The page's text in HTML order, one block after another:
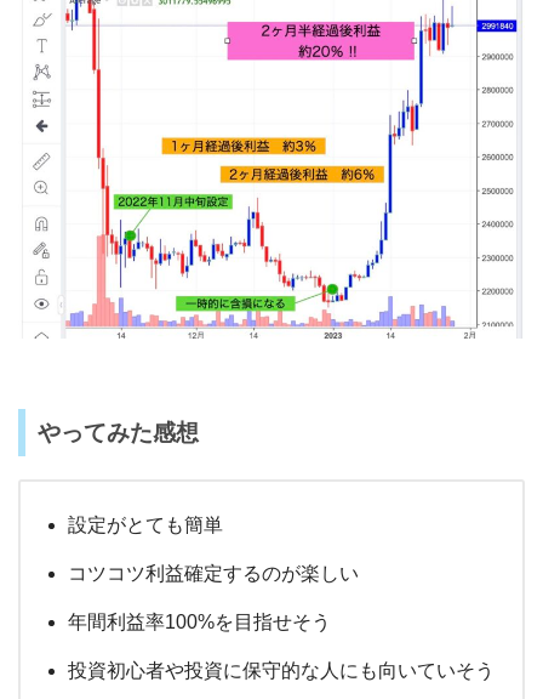
やってみた感想
設定がとても簡単
コツコツ利益確定するのが楽しい
年間利益率100%を目指せそう
投資初心者や投資に保守的な人にも向いていそう